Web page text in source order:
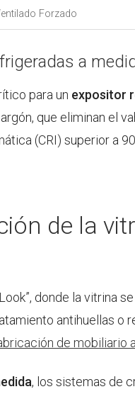
Forzado
a
para un expositor
que eliminan el
(CRI) superior a
de la
donde la vitrina
antihuellas o
de mobiliario
, los sistemas de